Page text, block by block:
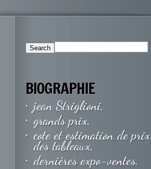
BIOGRAPHIE
jean Striglioni,
grands prix,
cote et estimation de prix
des tableaux,
dernières expo-ventes,